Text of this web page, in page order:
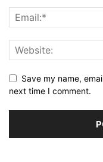
Save my name,
next time I comment.